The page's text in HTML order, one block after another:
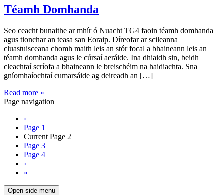
Téamh Domhanda
Seo ceacht bunaithe ar mhír ó Nuacht TG4 faoin téamh domhanda
agus tionchar an teasa san Eoraip. Díreofar ar scileanna
cluastuisceana chomh maith leis an stór focal a bhaineann leis an
téamh domhanda agus le cúrsaí aeráide. Ina dhiaidh sin, beidh
cleachtaí scríofa a bhaineann le breischéim na haidiachta. Sna
gníomhaíochtaí cumarsáide ag deireadh an […]
Read more »
Page navigation
‹
Page 1
Current Page 2
Page 3
Page 4
›
»
Open side menu